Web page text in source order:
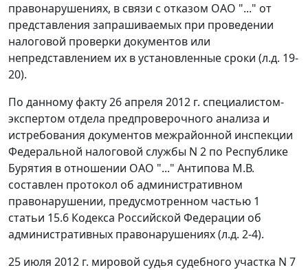
правонарушениях, в связи с отказом ОАО "..." от
представления запрашиваемых при проведении
налоговой проверки документов или
непредставлением их в установленные сроки (л.д. 19-
20).
По данному факту 26 апреля 2012 г. специалистом-
экспертом отдела предпроверочного анализа и
истребования документов межрайонной инспекции
Федеральной налоговой службы N 2 по Республике
Бурятия в отношении ОАО "..." Антипова М.В.
составлен протокол об административном
правонарушении, предусмотренном частью 1
статьи 15.6 Кодекса Российской Федерации об
административных правонарушениях (л.д. 2-4).
25 июля 2012 г. мировой судья судебного участка N 7